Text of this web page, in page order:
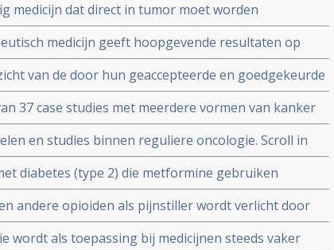
medicijn dat direct in tumor moet worden
bij 22 kankerpatiënten 100% resultaat. Artikel
medicijn geeft hoopgevende resultaten op
een melanoom graad III en IV die al eerder
ipilimumab goed als medicijn bij gevorderde
van de door hun geaccepteerde en goedgekeurde
37 case studies met meerdere vormen van kanker
met lymfklierkanker en hoe bepaalde reguliere
studie geeft mooi inzicht in behandeling van
en studies binnen reguliere oncologie. Scroll in
2 april 2010 copy 1
diabetes (type 2) die metformine gebruiken
zonder ziekteprogressie dan kankerpatienten plus
gebruiken. Zelfs beter dan kankerpatienten
andere opioiden als pijnstiller wordt verlicht door
medicijn tegen obstipatie bij o.a. morfinegebruik.
bij sterke pijnmedicatie via morfine
wordt als toepassing bij medicijnen steeds vaker